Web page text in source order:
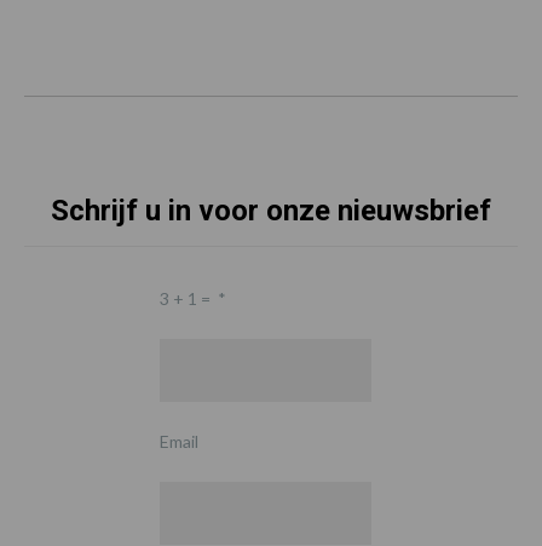
Schrijf u in voor onze nieuwsbrief
3 + 1 = *
Email